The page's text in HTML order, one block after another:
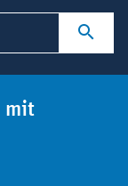
mit